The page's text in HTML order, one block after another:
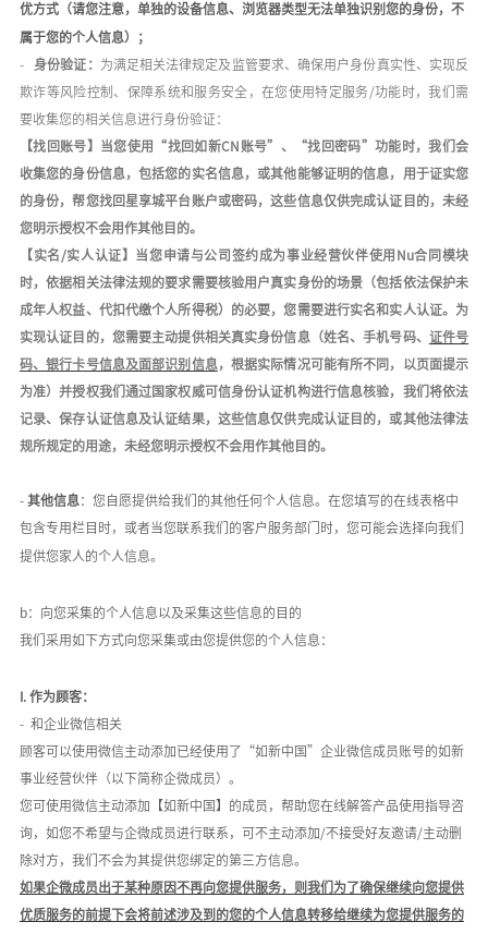
优方式（请您注意，单独的设备信息、浏览器类型无法单独识别您的身份，不
属于您的个人信息）；
- 身份验证： 为满足相关法律规定及监管要求、确保用户身份真实性、实现反
欺诈等风险控制、保障系统和服务安全，在您使用特定服务/功能时，我们需
要收集您的相关信息进行身份验证：
【找回账号】当您使用 “找回如新CN 账号”、“找回密码”功能时，我们会
收集您的身份信息，包括您的实名信息 ，或其他能够证明的信息，用于证实您
的身份，帮您找回星享城平台账户或密码，这些信息仅供完成认证目的，未经
您明示授权不会用作其他目的。
【实名 /实人认证】当您申请与公司签约成为事业经营伙伴使用 Nu合同模块
时，依据相关法律法规的要求需要核验用户真实身份的场景（包括依法保护未
成年人权益、代扣代缴个人所得税）的必要，您需要进行实名和实人认证。为
实现认证目的，您需要主动提供相关真实身份信息（姓名、手机号码、 证件号
码、银行卡号信息及面部识别信息 ，根据实际情况可能有所不同，以页面提示
为准）并授权我们通过国家权威可信身份认证机构进行信息核验，我们将依法
记录、保存认证信息及认证结果， 这些信息仅供完成认证目的，或其他法律法
规所规定的用途，未经您明示授权不会用作其他目的。
- 其他信息 ：您自愿提供给我们的其他任何个人信息。在您填写的在线表格中
包含专用栏目时，或者当您联系我们的客户服务部门时，您可能会选择向我们
提供您家人的个人信息。
b：向您采集的个人信息以及采集这些信息的目的
我们采用如下方式向您采集或由您提供您的个人信息：
I. 作为顾客：
- 和企业微信相关
顾客可以使用微信主动添加已经使用 了 “如新中国”企业微信成员账号的如新
事业经营伙伴（以下简称企微成员） 。
您可使用微信主动添加【如新中国】的成员 ，帮助您在线解答产品使用指导咨
询，如您不希望与企微成员进行联系，可不主动添加/不接受好友邀请/主动删
除对方，我们不会为其提供您绑定的第三方信息 。
如果企微成员出于某种原因不再向您提供服务，则我们为了确保继续向您提供
优质服务的前提下会将前述涉及到的您的个人信息转移给继续为您提供服务的